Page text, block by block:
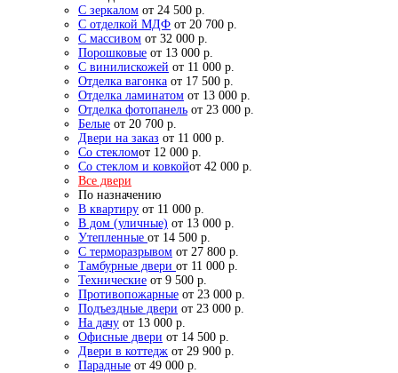
С зеркалом от 24 500 р.
С отделкой МДФ от 20 700 р.
С массивом от 32 000 р.
Порошковые от 13 000 р.
С винилискожей от 11 000 р.
Отделка вагонка от 17 500 р.
Отделка ламинатом от 13 000 р.
Отделка фотопанель от 23 000 р.
Белые от 20 700 р.
Двери на заказ от 11 000 р.
Со стекломот 12 000 р.
Со стеклом и ковкойот 42 000 р.
Все двери
По назначению
В квартиру от 11 000 р.
В дом (уличные) от 13 000 р.
Утепленные от 14 500 р.
С терморазрывом от 27 800 р.
Тамбурные двери от 11 000 р.
Технические от 9 500 р.
Противопожарные от 23 000 р.
Подъездные двери от 23 000 р.
На дачу от 13 000 р.
Офисные двери от 14 500 р.
Двери в коттедж от 29 900 р.
Парадные от 49 000 р.